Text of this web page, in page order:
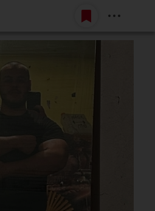
Belépés